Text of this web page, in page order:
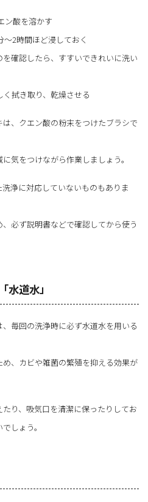
ン酸を溶かす
2時間ほど浸しておく
確認したら、すすいできれいに洗い
拭き取り、乾燥させる
、クエン酸の粉末をつけたブラシで
気をつけながら作業しましょう。
浄に対応していないものもありま
必ず説明書などで確認してから使う
水道水」
毎回の洗浄時に必ず水道水を用いる
、カビや雑菌の繁殖を抑える効果が
り、吸気口を清潔に保ったりしてお
しょう。